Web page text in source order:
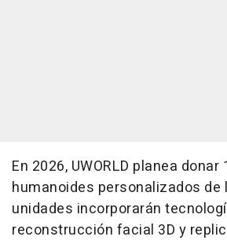
En 2026, UWORLD planea
humanoides personalizados de
unidades incorporarán
reconstrucción facial 3D y